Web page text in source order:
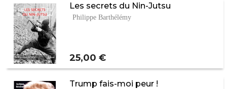
Les secrets du Nin-Jutsu
Philippe Barthélémy
Prix
25,00 €
Trump fais-moi peur !